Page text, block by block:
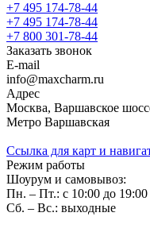
+7 495 174-78-44
+7 495 174-78-44
+7 800 301-78-44
Заказать звонок
E-mail
info@maxcharm.ru
Адрес
Москва, Варшавское
Метро Варшавская
Ссылка для карт и
Режим работы
Шоурум и самовывоз:
Пн. – Пт.: с 10:00 до 19:00
Сб. – Вс.: выходные